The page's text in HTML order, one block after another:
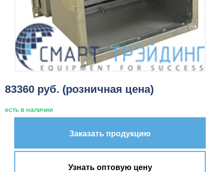
83360 руб. (розничная цена)
есть в наличии
Заказать продукцию
Узнать оптовую цену